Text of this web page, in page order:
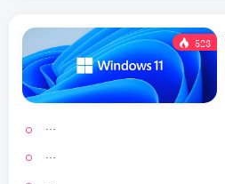
523